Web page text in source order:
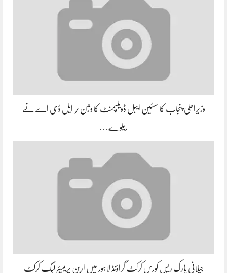
وزیراعلی پنجاب کا سسٹین ایبل ڈویلپمنٹ کا وژن / ایل ڈی اے نے
ریلوے…
جیلانی پارک ریس کورس کرکٹ گراؤنڈ لاہور میں اربن پریمیئر لیگ کرکٹ